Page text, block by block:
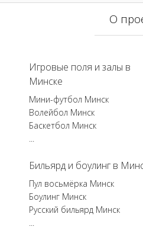
О
Игровые поля и залы в
Минске
Мини-футбол Минск
Волейбол Минск
Баскетбол Минск
...
Бильярд и боулинг в
Пул восьмёрка Минск
Боулинг Минск
Русский бильярд Минск
...